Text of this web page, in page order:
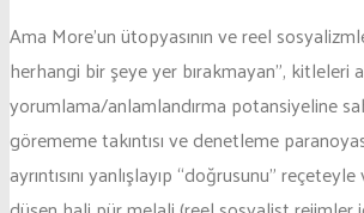
Ama More’un ütopyasının ve reel
herhangi bir şeye yer bırakmayan”, kitleleri
yorumlama/anlamlandırma potansiyeline
görememe takıntısı ve denetleme
ayrıntısını yanlışlayıp “doğrusunu”